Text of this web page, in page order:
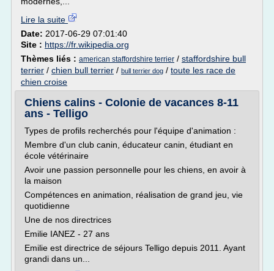
Lire la suite
Date: 2017-06-29 07:01:40
Site : https://fr.wikipedia.org
Thèmes liés : american staffordshire terrier / staffordshire bull
terrier / chien bull terrier / bull terrier dog / toute les race de
chien croise
Chiens calins - Colonie de vacances 8-11
ans - Telligo
Types de profils recherchés pour l'équipe d'animation :
Membre d'un club canin, éducateur canin, étudiant en
école vétérinaire
Avoir une passion personnelle pour les chiens, en avoir à
la maison
Compétences en animation, réalisation de grand jeu, vie
quotidienne
Une de nos directrices
Emilie IANEZ - 27 ans
Emilie est directrice de séjours Telligo depuis 2011. Ayant
grandi dans un...